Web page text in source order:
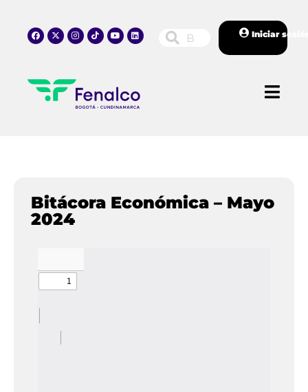
Iniciar
Bitácora Económica – Mayo
2024